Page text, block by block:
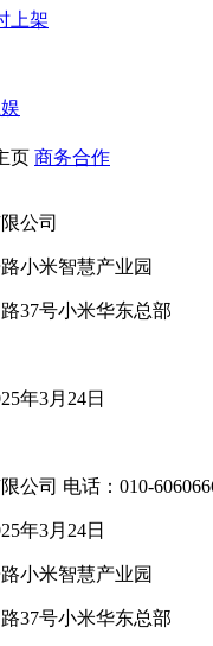
上架
页 商务合作
公司
小米智慧产业园
37号小米华东总部
年3月24日
公司 电话：010-
年3月24日
小米智慧产业园
37号小米华东总部